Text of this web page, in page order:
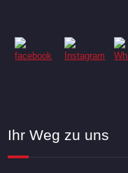
Ihr Weg zu uns